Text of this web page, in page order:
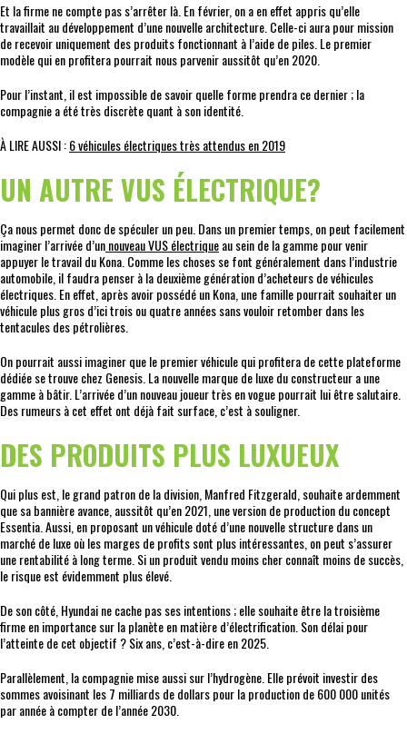
Et la firme ne compte pas s’arrêter là. En février, on a en effet appris qu’elle
travaillait au développement d’une nouvelle architecture. Celle-ci aura pour mission
de recevoir uniquement des produits fonctionnant à l’aide de piles. Le premier
modèle qui en profitera pourrait nous parvenir aussitôt qu’en 2020.
Pour l’instant, il est impossible de savoir quelle forme prendra ce dernier ; la
compagnie a été très discrète quant à son identité.
À LIRE AUSSI :6 véhicules électriques très attendus en 2019
UN AUTRE VUS ÉLECTRIQUE?
Ça nous permet donc de spéculer un peu. Dans un premier temps, on peut facilement
imaginer l’arrivée d’unnouveau VUS électriqueau sein de la gamme pour venir
appuyer le travail du Kona. Comme les choses se font généralement dans l’industrie
automobile, il faudra penser à la deuxième génération d’acheteurs de véhicules
électriques. En effet, après avoir possédé un Kona, une famille pourrait souhaiter un
véhicule plus gros d’ici trois ou quatre années sans vouloir retomber dans les
tentacules des pétrolières.
On pourrait aussi imaginer que le premier véhicule qui profitera de cette plateforme
dédiée se trouve chez Genesis. La nouvelle marque de luxe du constructeur a une
gamme à bâtir. L’arrivée d’un nouveau joueur très en vogue pourrait lui être salutaire.
Des rumeurs à cet effet ont déjà fait surface, c’est à souligner.
DES PRODUITS PLUS LUXUEUX
Qui plus est, le grand patron de la division, Manfred Fitzgerald, souhaite ardemment
que sa bannière avance, aussitôt qu’en 2021, une version de production du concept
Essentia. Aussi, en proposant un véhicule doté d’une nouvelle structure dans un
marché de luxe où les marges de profits sont plus intéressantes, on peut s’assurer
une rentabilité à long terme. Si un produit vendu moins cher connaît moins de succès,
le risque est évidemment plus élevé.
De son côté, Hyundai ne cache pas ses intentions ; elle souhaite être la troisième
firme en importance sur la planète en matière d’électrification. Son délai pour
l’atteinte de cet objectif ? Six ans, c’est-à-dire en 2025.
Parallèlement, la compagnie mise aussi sur l’hydrogène. Elle prévoit investir des
sommes avoisinant les 7 milliards de dollars pour la production de 600 000 unités
par année à compter de l’année 2030.